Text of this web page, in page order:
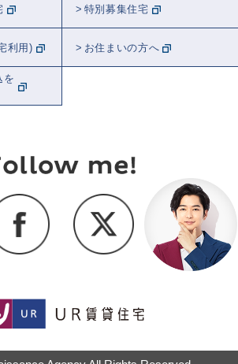
特別募集住宅
利用) お住まいの方へ
を